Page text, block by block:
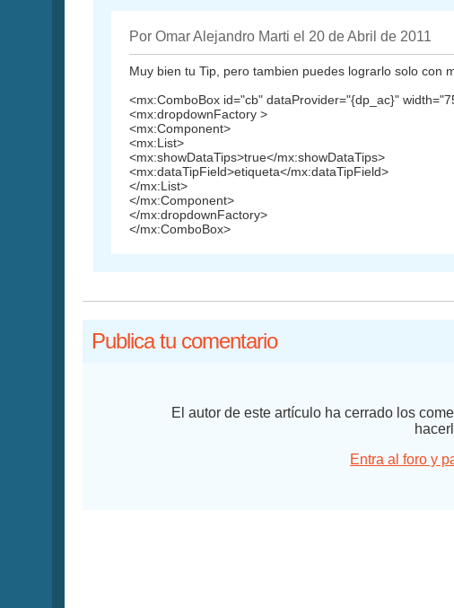
Por Omar Alejandro Marti el 20 de Abril de 2011
Muy bien tu Tip, pero tambien puedes lograrlo solo con
<mx:ComboBox id="cb" dataProvider="{dp_ac}"
<mx:dropdownFactory >
<mx:Component>
<mx:List>
<mx:showDataTips>true</mx:showDataTips>
<mx:dataTipField>etiqueta</mx:dataTipField>
</mx:List>
</mx:Component>
</mx:dropdownFactory>
</mx:ComboBox>
Publica tu comentario
El autor de este artículo ha cerrado los
Entra al foro y